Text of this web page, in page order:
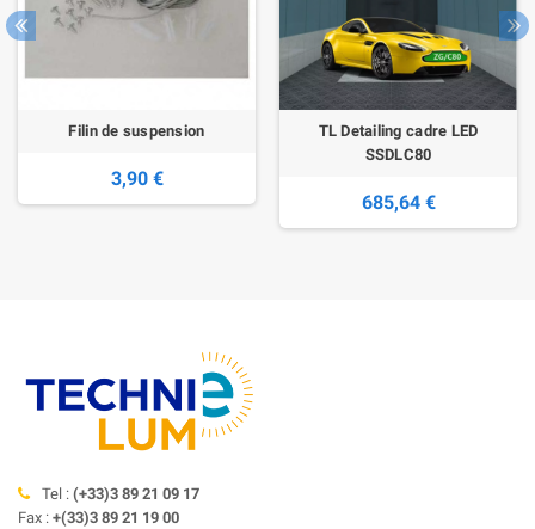
Filin de suspension
3,90 €
TL Detailing cadre LED
SSDLC80
685,64 €
Tel : (+33)3 89 21 09 17
Fax : +(33)3 89 21 19 00